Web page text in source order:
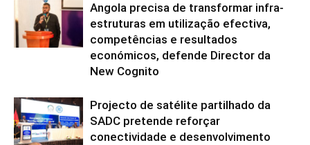
Angola precisa de transformar infra-
estruturas em utilização efectiva,
competências e resultados
económicos, defende Director da
New Cognito
Projecto de satélite partilhado da
SADC pretende reforçar
conectividade e desenvolvimento